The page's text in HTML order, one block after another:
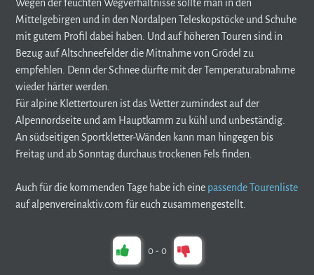
Wegen der feuchten Wegverhältnisse sollte man in den
Mittelgebirgen und in den Nordalpen Teleskopstöcke und Schuhe
mit gutem Profil dabei haben. Und auf höheren Touren sind in
Bezug auf Altschneefelder die Mitnahme von Grödel zu
empfehlen. Denn der Schnee dürfte mit der Temperaturabnahme
wieder härter werden.
Für alpine Klettertouren ist das Wetter zumindest auf der
Alpennordseite und am Hauptkamm zu kühl und unbeständig.
An südseitigen Sportkletter-Wänden kann man hingegen bis
Freitag und ab Sonntag durchaus trockenen Fels finden.
Auch für die kommenden Tage habe ich eine passende Tourenliste
auf alpenvereinaktiv.com für euch zusammengestellt.
0 - 0